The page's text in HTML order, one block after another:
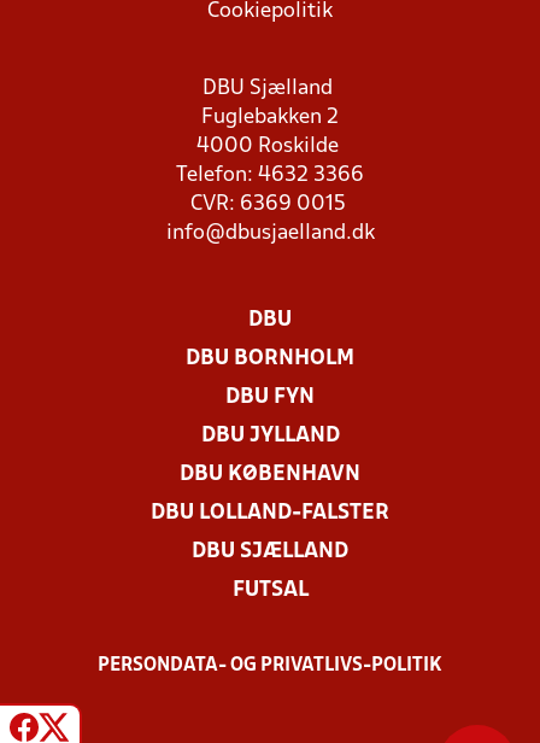
Cookiepolitik
DBU Sjælland
Fuglebakken 2
4000 Roskilde
Telefon: 4632 3366
CVR: 6369 0015
info@dbusjaelland.dk
DBU
DBU BORNHOLM
DBU FYN
DBU JYLLAND
DBU KØBENHAVN
DBU LOLLAND-FALSTER
DBU SJÆLLAND
FUTSAL
PERSONDATA- OG PRIVATLIVS-POLITIK